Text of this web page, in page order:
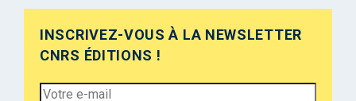
INSCRIVEZ-VOUS À LA NEWSLETTER
CNRS ÉDITIONS !